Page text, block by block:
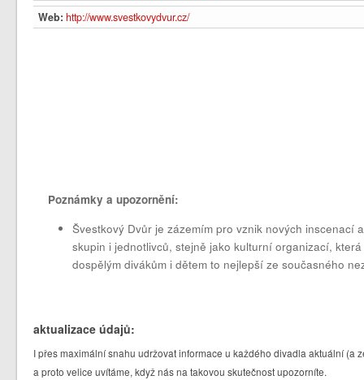
Web: http://www.svestkovydvur.cz/
Poznámky a upozornění:
Švestkový Dvůr je zázemím pro vznik nových inscenací
skupin i jednotlivců, stejně jako kulturní organizací,
dospělým divákům i dětem to nejlepší ze současného
aktualizace údajů:
I přes maximální snahu udržovat informace u každého divadla aktuální
a proto velice uvítáme, když nás na takovou skutečnost upozorníte.